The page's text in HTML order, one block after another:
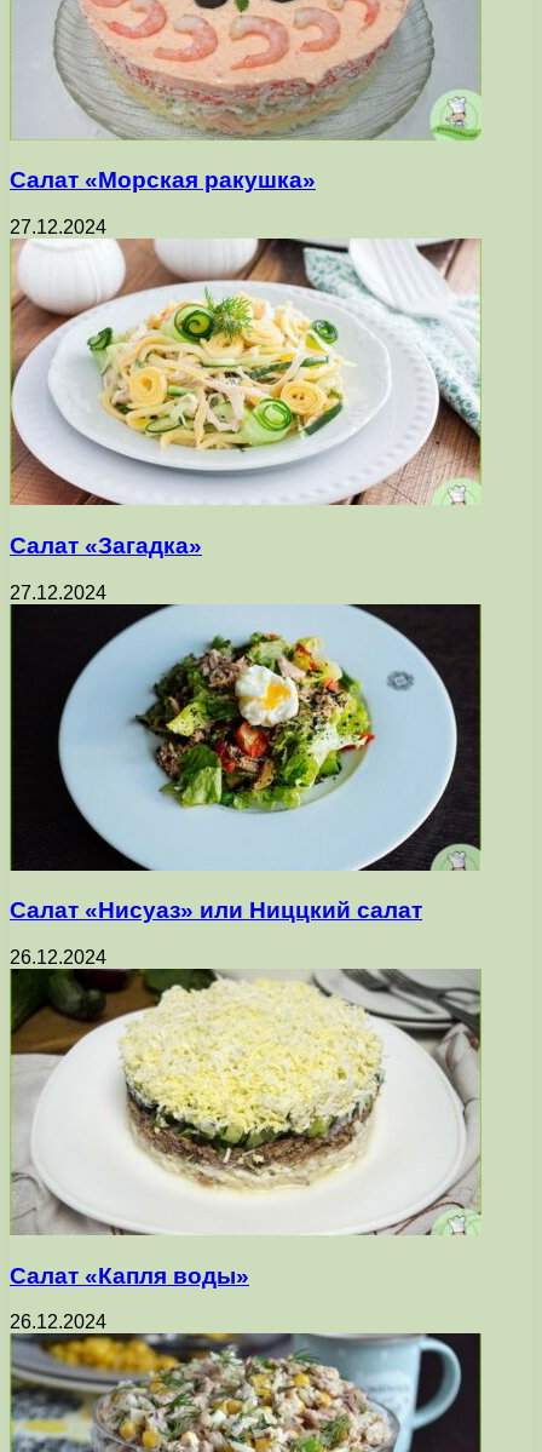
Салат «Морская ракушка»
27.12.2024
Салат «Загадка»
27.12.2024
Салат «Нисуаз» или Ниццкий салат
26.12.2024
Салат «Капля воды»
26.12.2024